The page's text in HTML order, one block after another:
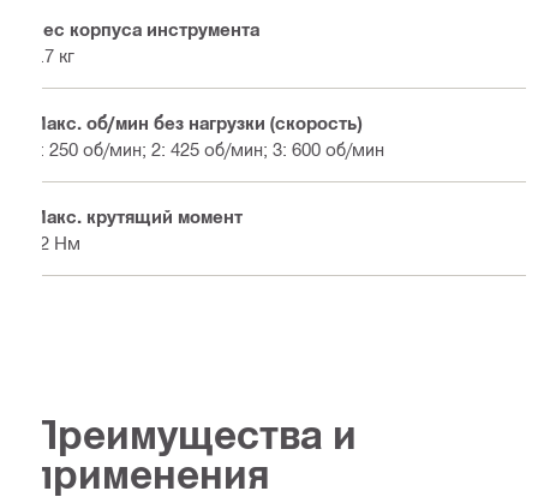
Вес корпуса инструмента
3.7 кг
Макс. об/мин без нагрузки (скорость)
1: 250 об/мин; 2: 425 об/мин; 3: 600 об/мин
Макс. крутящий момент
52 Нм
Преимущества и
применения